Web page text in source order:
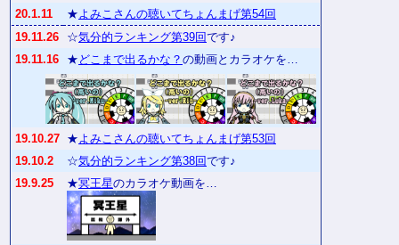
20.1.11
★よみこさんの聴いてちょんまげ第54回
19.11.26
☆気分的ランキング第39回です♪
19.11.16
★ どこまで出るかな？ の動画とカラオケを…
19.10.27 ★よみこさんの聴いてちょんまげ第53回
19.10.2
☆気分的ランキング第38回です♪
19.9.25
★冥王星のカラオケ動画を…